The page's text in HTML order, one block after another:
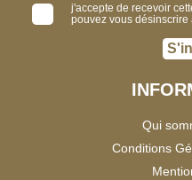
j'accepte de recevoir
pouvez vous désinscrire
Qui
Conditions